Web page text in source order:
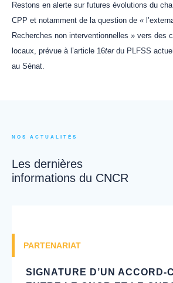
Restons en alerte sur futures évolutions du
CPP et notamment de la question de «
Recherches non interventionnelles » vers des
locaux, prévue à l’article 16ter du PLFSS
au Sénat.
NOS ACTUALITÉS
Les dernières
informations du CNCR
PARTENARIAT
SIGNATURE D’UN ACCORD-